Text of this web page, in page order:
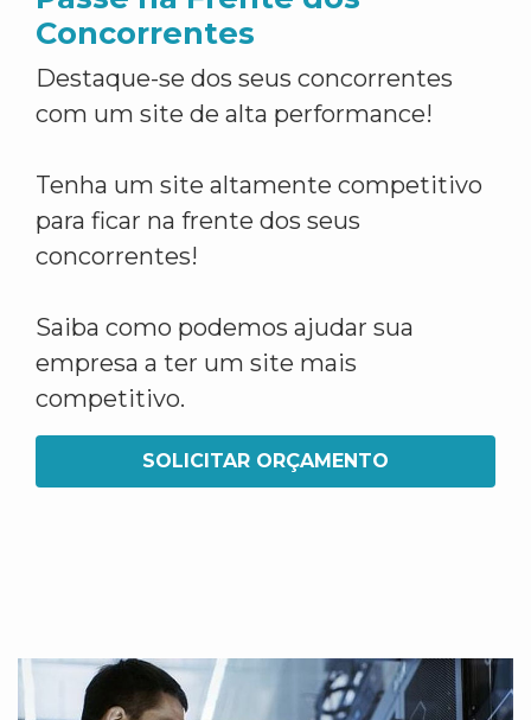
Concorrentes
Destaque-se dos seus concorrentes
com um site de alta performance!
Tenha um site altamente competitivo
para ficar na frente dos seus
concorrentes!
Saiba como podemos ajudar sua
empresa a ter um site mais
competitivo.
SOLICITAR ORÇAMENTO